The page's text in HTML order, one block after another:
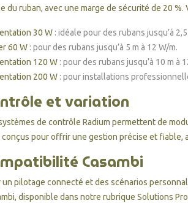
du ruban, avec une marge de sécurité de 20 %.
30 W : idéale pour des rubans jusqu’à
60 W : pour des rubans jusqu’à 5 m à 12 W/m.
120 W : pour des rubans jusqu’à 10 m à
200 W : pour installations
et variation
de contrôle Radium permettent de
pour offrir une gestion précise et fiable,
Casambi
un pilotage connecté et des scénarios
, disponible dans notre rubrique Solutions Pro